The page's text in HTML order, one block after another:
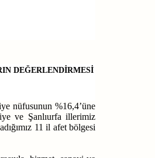
DEĞERLENDİRMESİ
nüfusunun %16,4’üne
ve Şanlıurfa illerimiz
11 il afet bölgesi